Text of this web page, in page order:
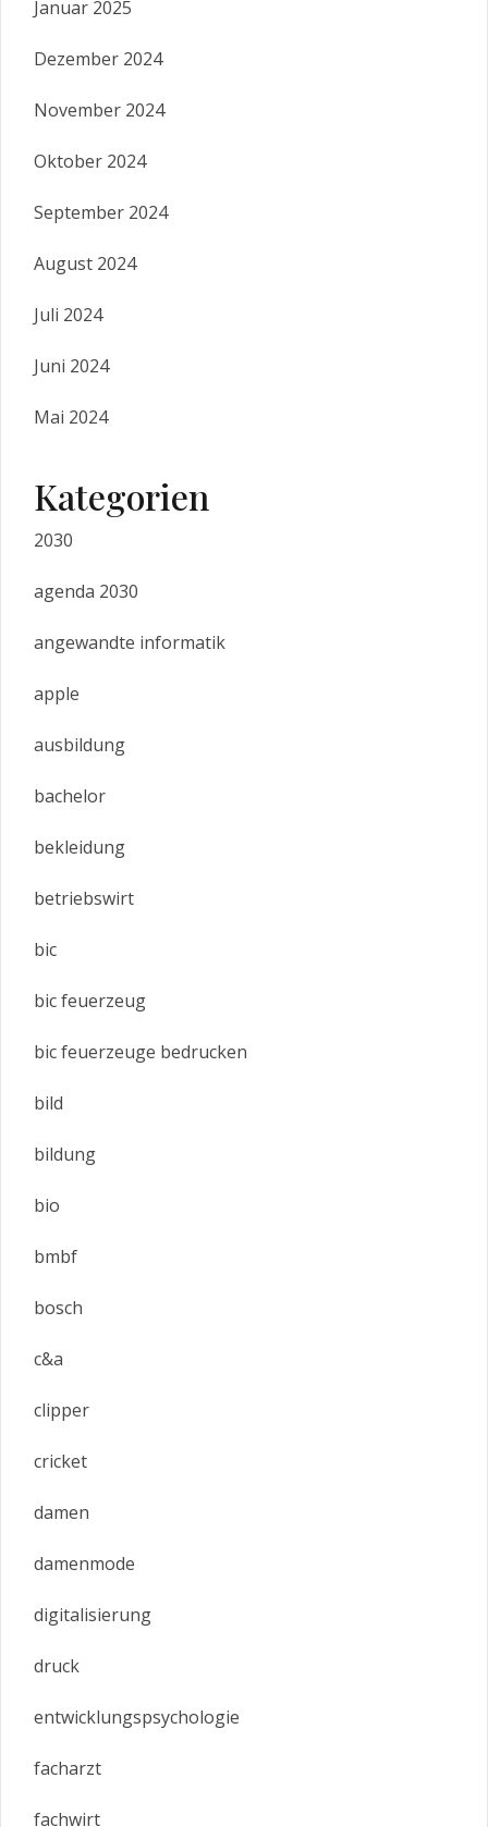
Januar 2025
Dezember 2024
November 2024
Oktober 2024
September 2024
August 2024
Juli 2024
Juni 2024
Mai 2024
Kategorien
2030
agenda 2030
angewandte informatik
apple
ausbildung
bachelor
bekleidung
betriebswirt
bic
bic feuerzeug
bic feuerzeuge bedrucken
bild
bildung
bio
bmbf
bosch
c&a
clipper
cricket
damen
damenmode
digitalisierung
druck
entwicklungspsychologie
facharzt
fachwirt